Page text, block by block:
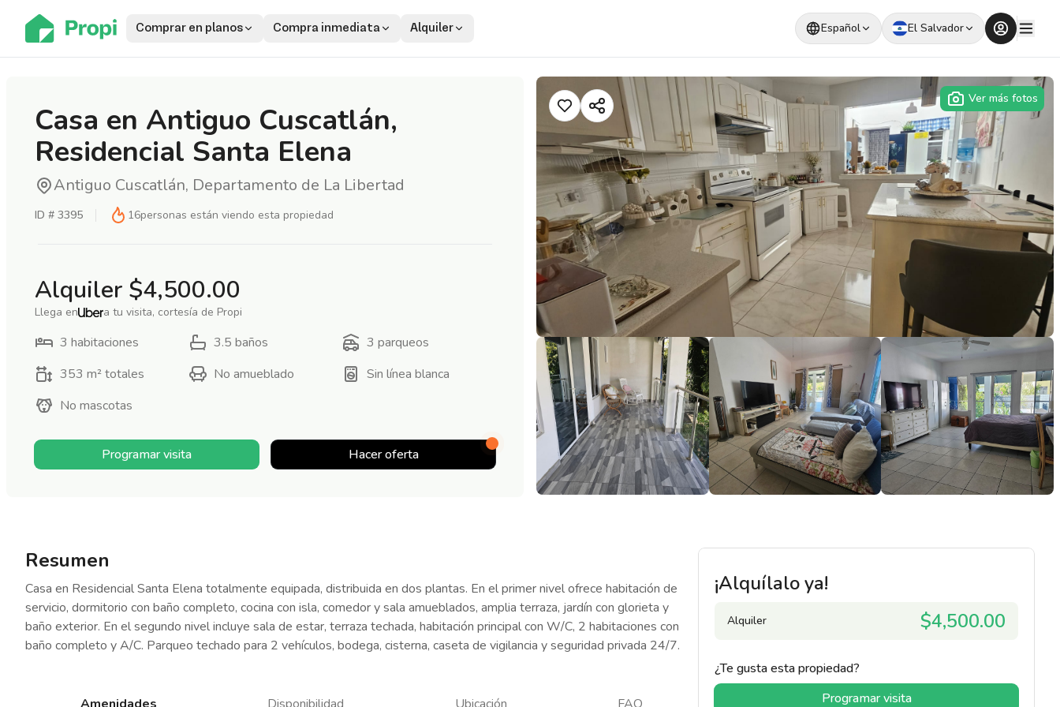
Comprar en planos Compra inmediata Alquiler Español El Salvador
Casa en Antiguo Cuscatlán,
Residencial Santa Elena
Antiguo Cuscatlán, Departamento de La Libertad
ID # 3395 16personas están viendo esta propiedad
Alquiler $4,500.00
Llega en a tu visita, cortesía de Propi
3 habitaciones 3.5 baños 3 parqueos
353 m²totales No amueblado
Sin línea blanca
No mascotas
Programar visita Hacer oferta
Ver más fotos
Resumen
Casa en Residencial Santa Elena totalmente equipada, distribuida en dos plantas. En el primer nivel ofrece habitación de
servicio, dormitorio con baño completo, cocina con isla, comedor y sala amueblados, amplia terraza, jardín con glorieta y
baño exterior. En el segundo nivel incluye sala de estar, terraza techada, habitación principal con W/C, 2 habitaciones con
baño completo y A/C. Parqueo techado para 2 vehículos, bodega, cisterna, caseta de vigilancia y seguridad privada 24/7.
¡Alquílalo ya!
Alquiler $4,500.00
¿Te gusta esta propiedad?
Programar visita